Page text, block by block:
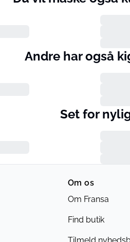
Andre har også
Set for
Om os
Om Fransa
Find butik